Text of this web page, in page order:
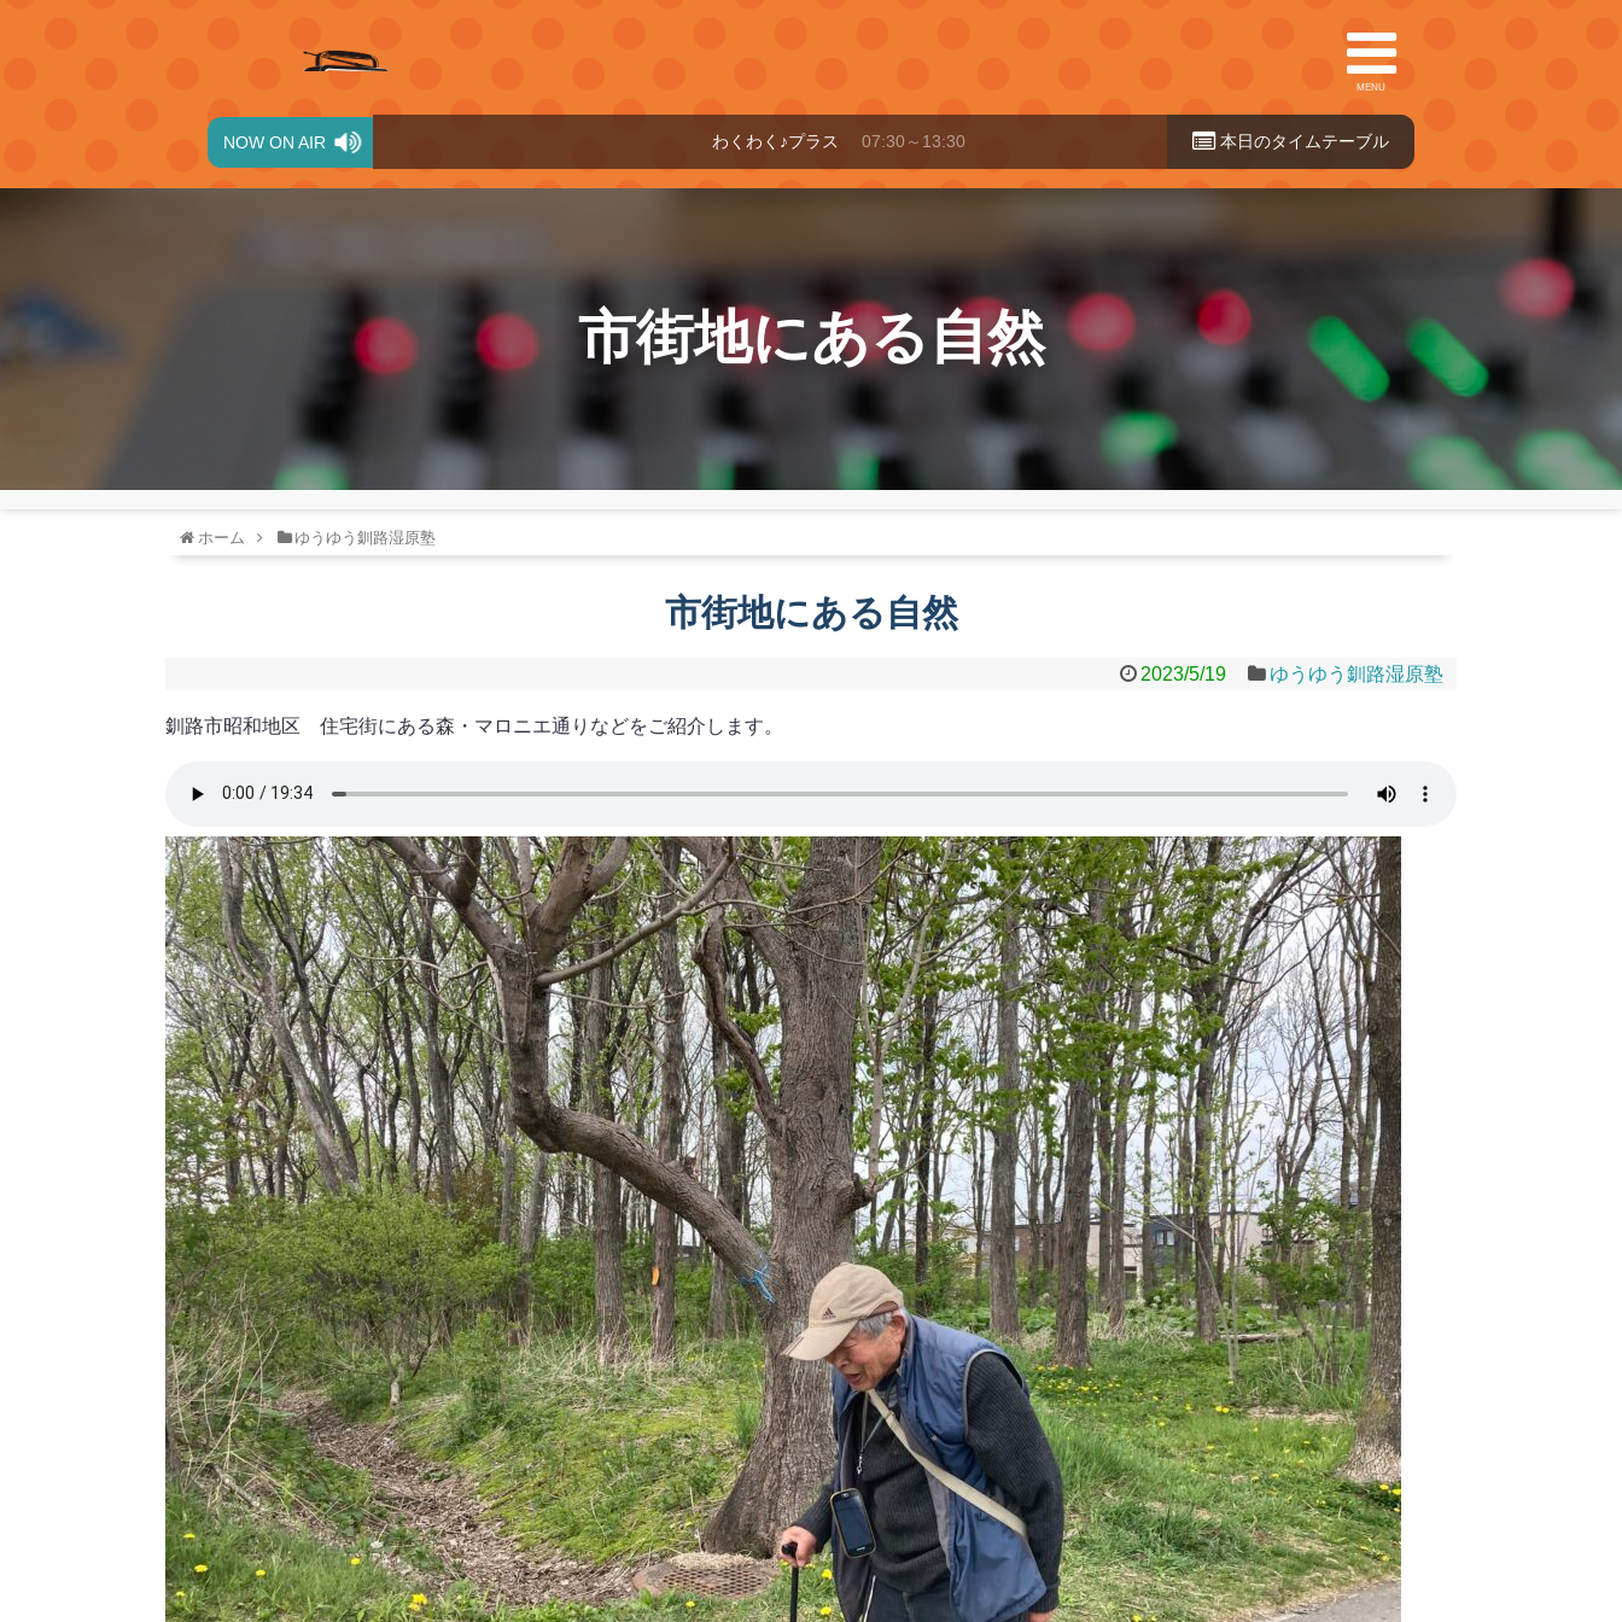
MENU
NOW ON AIR わくわく♪プラス 07:30～13:30 本日のタイ ムテーブル
市街地にある自然
ホーム ゆうゆう釧路湿原塾
市街地にある自然
2023/5/19 ゆうゆう釧路湿原塾
釧路市昭和地区 住宅街にある森・マロニエ通りなどをご紹介します。